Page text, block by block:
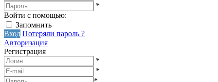
*
Войти с помощью:
Запомнить
Вход Потеряли пароль ?
Авторизация
Регистрация
*
*